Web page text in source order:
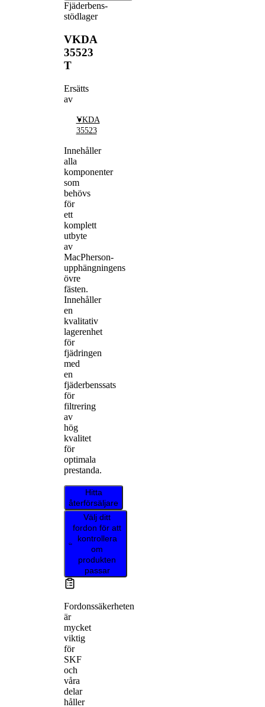
Fjäderbens-
stödlager
VKDA
35523
T
Ersätts
av
VKDA
35523
Innehåller
alla
komponenter
som
behövs
för
ett
komplett
utbyte
av
MacPherson-
upphängningens
övre
fästen.
Innehåller
en
kvalitativ
lagerenhet
för
fjädringen
med
en
fjäderbenssats
för
filtrering
av
hög
kvalitet
för
optimala
prestanda.
Hitta
återförsäljare
Välj ditt
fordon för att
kontrollera
om
produkten
passar
Fordonssäkerheten
är
mycket
viktig
för
SKF
och
våra
delar
håller